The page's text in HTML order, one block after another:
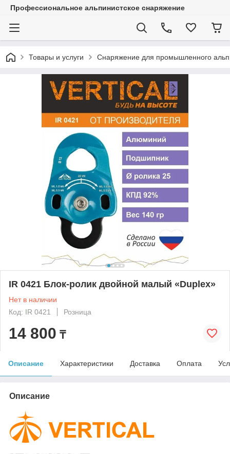
Профессиональное альпинистское снаряжение
Товары и услуги Снаряжение для промышленного
IR 0421 Блок-ролик двойной малый «Duplex»
Нет в наличии
Код: IR 0421
Розница
14 800 ₸
Описание Характеристики Доставка Оплата
Описание